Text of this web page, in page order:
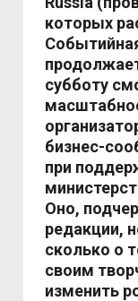
которых
субботу
бизнес-
при
Оно,
редакции,
сколько о
своим
изменить